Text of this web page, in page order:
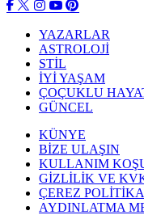
YAZARLAR
ASTROLOJİ
STİL
İYİ YAŞAM
ÇOÇUKLU
GÜNCEL
KÜNYE
BİZE ULAŞIN
KULLANIM
GİZLİLİK VE
ÇEREZ
AYDINLATMA